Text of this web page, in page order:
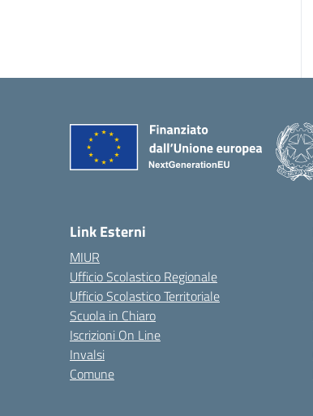
Link Esterni
MIUR
Ufficio Scolastico Regionale
Ufficio Scolastico Territoriale
Scuola in Chiaro
Iscrizioni On Line
Invalsi
Comune